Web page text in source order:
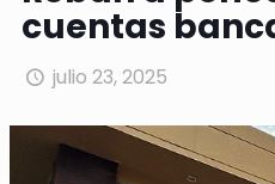
cuentas
julio 23, 2025